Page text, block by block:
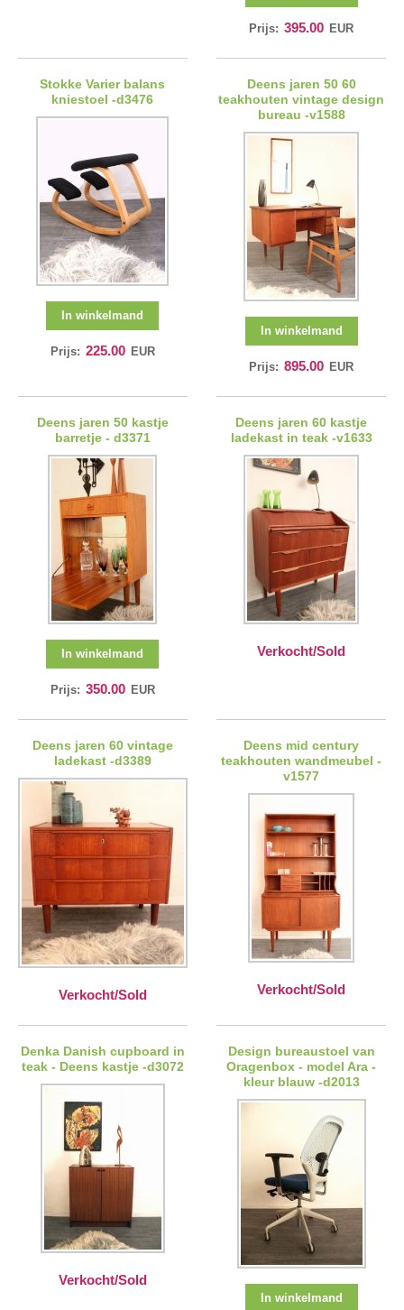
Prijs: 395.00 EUR
Stokke Varier balans
kniestoel -d3476
In winkelmand
Prijs: 225.00 EUR
Deens jaren 50 60
teakhouten vintage design
bureau -v1588
In winkelmand
Prijs: 895.00 EUR
Deens jaren 50 kastje
barretje - d3371
In winkelmand
Prijs: 350.00 EUR
Deens jaren 60 kastje
ladekast in teak -v1633
Verkocht/Sold
Deens jaren 60 vintage
ladekast -d3389
Verkocht/Sold
Deens mid century
teakhouten wandmeubel -
v1577
Verkocht/Sold
Denka Danish cupboard in
teak - Deens kastje -d3072
Verkocht/Sold
Design bureaustoel van
Oragenbox - model Ara -
kleur blauw -d2013
In winkelmand